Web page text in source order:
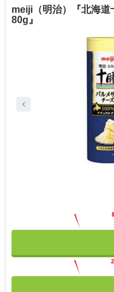
meiji（明治）『北海道
80g』